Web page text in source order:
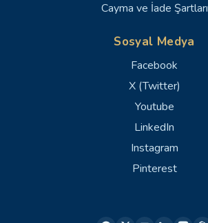
Cayma ve İade Şartları
Sosyal Medya
Facebook
X (Twitter)
Youtube
LinkedIn
Instagram
Pinterest